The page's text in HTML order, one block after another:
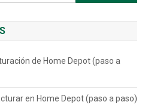
de Home Depot (paso a
en Home Depot (paso a paso)